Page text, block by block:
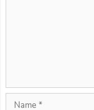
Name